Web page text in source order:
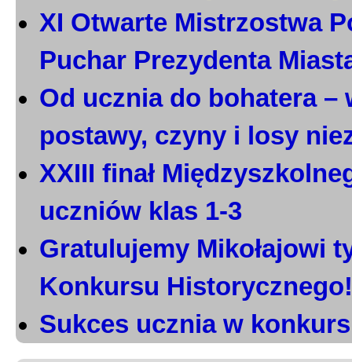
XI Otwarte Mistrzostwa
Puchar Prezydenta
Od ucznia do bohatera –
postawy, czyny i losy
XXIII finał
uczniów klas 1-3
Gratulujemy Mikołajowi
Konkursu Historycznego!
Sukces ucznia w